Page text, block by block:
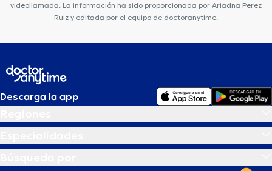
videollamada. La información ha sido proporcionada por Ariadna Perez
Ruiz y editada por el equipo de doctoranytime.
Descarga la app